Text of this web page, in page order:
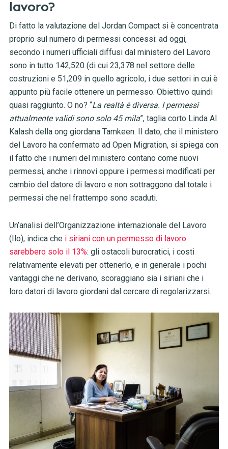
lavoro?
Di fatto la valutazione del Jordan Compact si è concentrata
proprio sul numero di permessi concessi: ad oggi,
secondo i numeri ufficiali diffusi dal ministero del Lavoro
sono in tutto 142,520 (di cui 23,378 nel settore delle
costruzioni e 51,209 in quello agricolo, i due settori in cui è
appunto più facile ottenere un permesso. Obiettivo quindi
quasi raggiunto. O no? “La realtà è diversa. I permessi
attualmente validi sono solo 45 mila”, taglia corto Linda Al
Kalash della ong giordana Tamkeen. Il dato, che il ministero
del Lavoro ha confermato ad Open Migration, si spiega con
il fatto che i numeri del ministero contano come nuovi
permessi, anche i rinnovi oppure i permessi modificati per
cambio del datore di lavoro e non sottraggono dal totale i
permessi che nel frattempo sono scaduti.
Un’analisi dell’Organizzazione internazionale del Lavoro
(Ilo), indica che i siriani con un permesso di lavoro
sarebbero solo il 13%: gli ostacoli burocratici, i costi
relativamente elevati per ottenerlo, e in generale i pochi
vantaggi che ne derivano, scoraggiano sia i siriani che i
loro datori di lavoro giordani dal cercare di regolarizzarsi.